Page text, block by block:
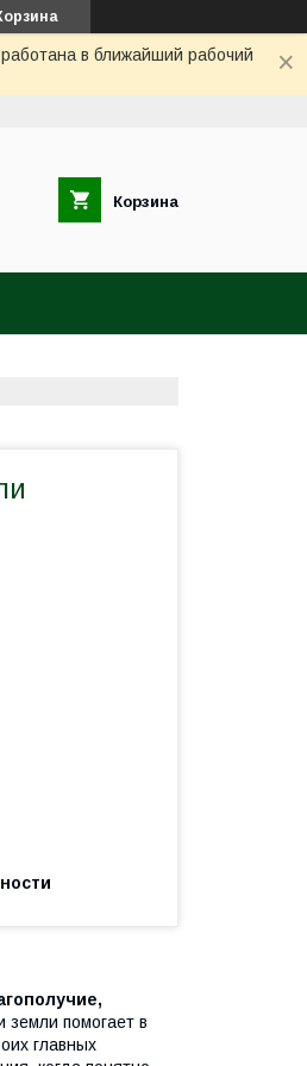
в ближайший рабочий
Корзина
земли помогает в
главных